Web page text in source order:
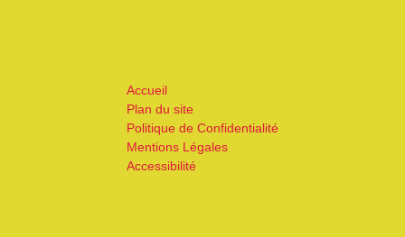
Accueil
Plan du site
Politique de Confidentialité
Mentions Légales
Accessibilité